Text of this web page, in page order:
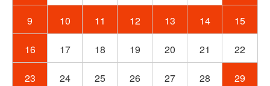
9 10 11 12 13 14 15
16 17 18 19 20 21 22
23 24 25 26 27 28 29